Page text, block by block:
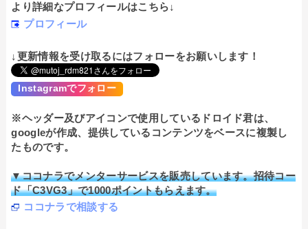
より詳細なプロフィールはこちら↓
プロフィール
↓更新情報を受け取るにはフォローをお願いします！
Instagramでフォロー
※ヘッダー及びアイコンで使用しているドロイド君は、
googleが作成、提供しているコンテンツをベースに複製し
たものです。
▼ココナラでメンターサービスを販売しています。招待コー
ド「C3VG3」で1000ポイントもらえます。
ココナラで相談する